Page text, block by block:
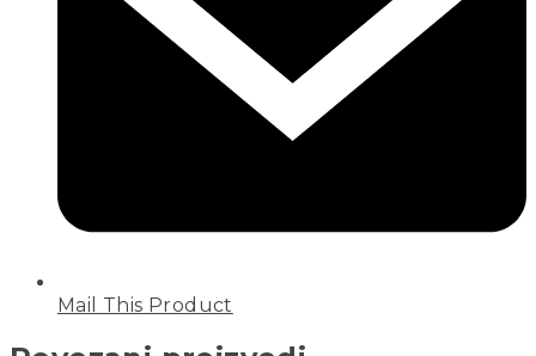
Mail This Product